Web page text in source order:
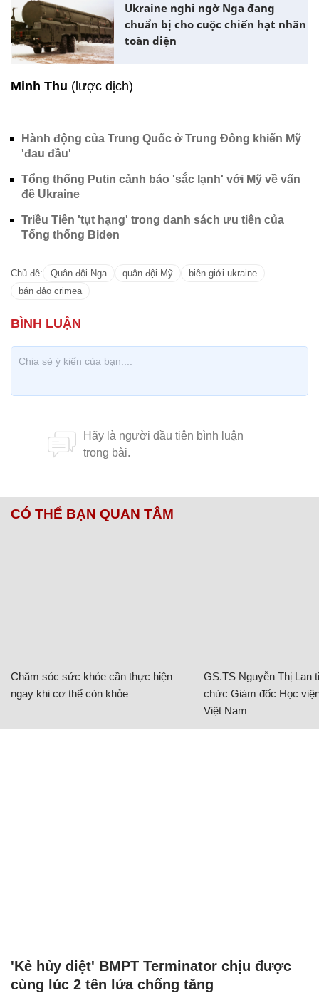
Ukraine nghi ngờ Nga đang
chuẩn bị cho cuộc chiến hạt nhân
toàn diện
Minh Thu (lược dịch)
Hành động của Trung Quốc ở Trung Đông khiến Mỹ
'đau đầu'
Tổng thống Putin cảnh báo 'sắc lạnh' với Mỹ về vấn
đề Ukraine
Triều Tiên 'tụt hạng' trong danh sách ưu tiên của
Tổng thống Biden
Chủ đề: Quân đội Nga quân đội Mỹ
biên giới ukraine
bán đảo crimea
CÓ THỂ BẠN QUAN TÂM
Chăm sóc sức khỏe cần thực hiện
ngay khi cơ thể còn khỏe
GS.TS Nguyễn Thị Lan
chức Giám đốc Học
Việt Nam
'Kẻ hủy diệt' BMPT Terminator chịu được
cùng lúc 2 tên lửa chống tăng